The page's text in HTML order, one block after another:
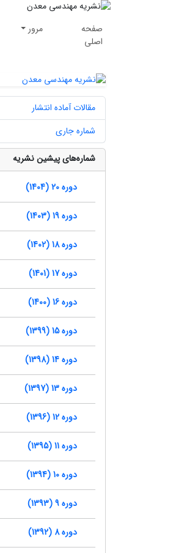
صفحه
اصلی
مرور
مقالات آماده انتشار
شماره جاری
شماره‌های پیشین نشریه
دوره 20 (1404)
دوره 19 (1403)
دوره 18 (1402)
دوره 17 (1401)
دوره 16 (1400)
دوره 15 (1399)
دوره 14 (1398)
دوره 13 (1397)
دوره 12 (1396)
دوره 11 (1395)
دوره 10 (1394)
دوره 9 (1393)
دوره 8 (1392)